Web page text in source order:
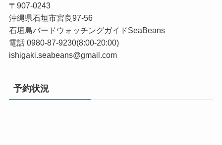
〒907-0243
沖縄県石垣市宮良97-56
石垣島バードウォッチングガイドSeaBeans
電話 0980-87-9230(8:00-20:00)
ishigaki.seabeans@gmail.com
予約状況